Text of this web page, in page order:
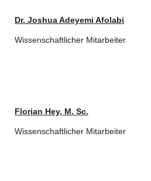
Dr. Joshua Adeyemi Afolabi
Wissenschaftlicher Mitarbeiter
Florian Hey, M. Sc.
Wissenschaftlicher Mitarbeiter